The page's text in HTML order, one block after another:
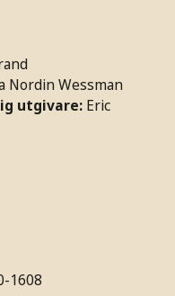
Nordin Wessman
utgivare: Eric
1608